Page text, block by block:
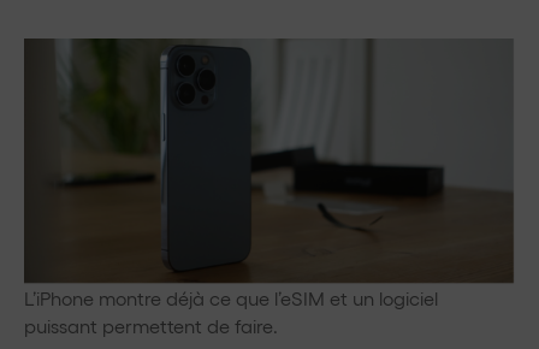
L’iPhone montre déjà ce que l’eSIM et un logiciel
puissant permettent de faire.